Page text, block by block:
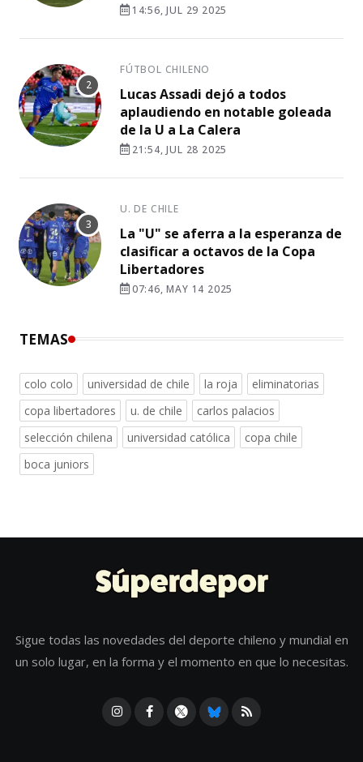
14:56, JUL 29 2025
FÚTBOL CHILENO
Lucas Assadi dejó a todos
aplaudiendo en notable goleada
de la U a La Calera
21:54, JUL 28 2025
U. DE CHILE
La "U" se aferra a la esperanza de
clasificar a octavos de la Copa
Libertadores
07:46, MAY 14 2025
TEMAS
colo colo universidad de chile la roja
eliminatorias
copa libertadores
u. de chile
carlos palacios
selección chilena
universidad católica
copa chile
boca juniors
Sigue todas las novedades del deporte chileno y mundial en
un solo lugar, en la forma y el momento en que lo necesitas.